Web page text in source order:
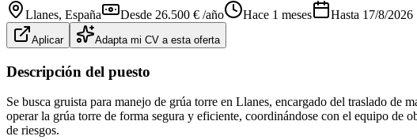
Llanes, España Desde 26.500 € /año Hace 1 meses Hasta 17/8/2026
Aplicar Adapta mi CV a esta oferta
Descripción del puesto
Se busca gruista para manejo de grúa torre en Llanes, encargado del traslado
operar la grúa torre de forma segura y eficiente, coordinándose con el equipo de
de riesgos.